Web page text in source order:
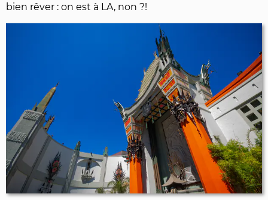
bien rêver : on est à LA, non ?!